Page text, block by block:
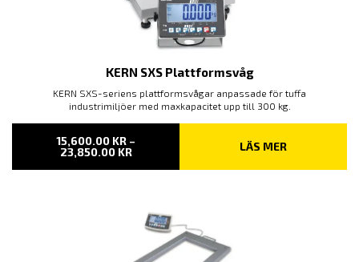
KERN SXS Plattformsvåg
KERN SXS-seriens plattformsvågar anpassade för tuffa
industrimiljöer med maxkapacitet upp till 300 kg.
15,600.00 KR –
23,850.00 KRPRISINTERVALL:
TILL
LÄS MER